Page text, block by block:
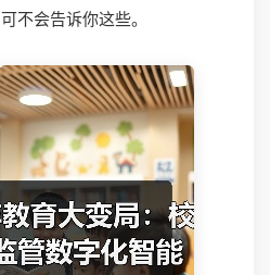
不会告诉你这些。